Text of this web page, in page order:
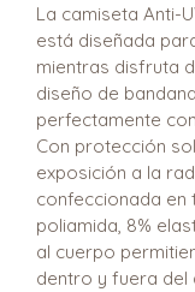
La camiseta Anti-
está diseñada
mientras disfruta
diseño de
perfectamente
Con protección
exposición a la
confeccionada en
poliamida, 8%
al cuerpo
dentro y fuera del